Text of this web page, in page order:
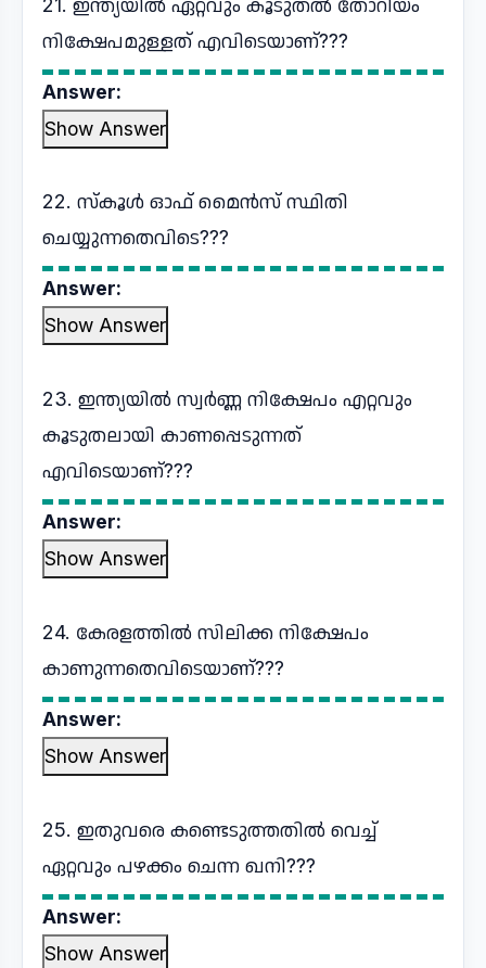
21. ഇന്ത്യയിൽ ഏറ്റവും കൂടുതൽ തോറിയം
നിക്ഷേപമുള്ളത് എവിടെയാണ്???
Answer:
Show Answer
22. സ്കൂൾ ഓഫ് മൈൻസ് സ്ഥിതി
ചെയ്യുന്നതെവിടെ???
Answer:
Show Answer
23. ഇന്ത്യയിൽ സ്വർണ്ണ നിക്ഷേപം എറ്റവും
കൂടുതലായി കാണപ്പെടുന്നത്
എവിടെയാണ്???
Answer:
Show Answer
24. കേരളത്തിൽ സിലിക്ക നിക്ഷേപം
കാണുന്നതെവിടെയാണ്???
Answer:
Show Answer
25. ഇതുവരെ കണ്ടെടുത്തതിൽ വെച്ച്
ഏറ്റവും പഴക്കം ചെന്ന ഖനി???
Answer:
Show Answer